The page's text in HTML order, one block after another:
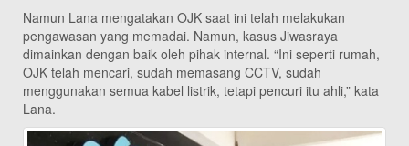
Namun Lana mengatakan OJK saat ini telah melakukan
pengawasan yang memadai. Namun, kasus Jiwasraya
dimainkan dengan baik oleh pihak internal. “Ini seperti rumah,
OJK telah mencari, sudah memasang CCTV, sudah
menggunakan semua kabel listrik, tetapi pencuri itu ahli,” kata
Lana.